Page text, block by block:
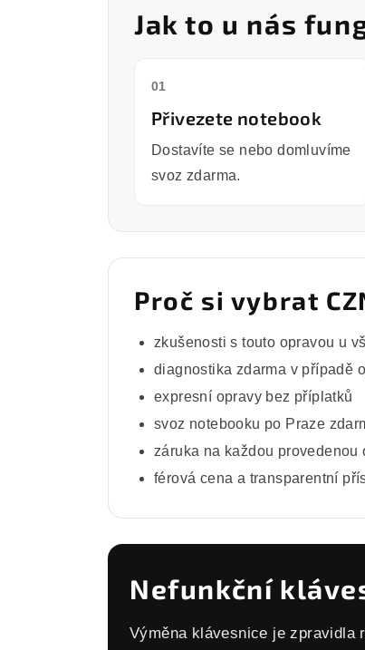
Jak to u nás
01
Přivezete notebook
Dostavíte se nebo domluvíme
svoz zdarma.
Proč si vybrat
zkušenosti s touto opravou u
diagnostika zdarma v případě
expresní opravy bez příplatků
svoz notebooku po Praze
záruka na každou provedenou
férová cena a transparentní
Nefunkční
Výměna klávesnice je zpravidla